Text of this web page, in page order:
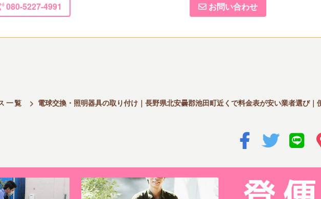
080-5227-4991 お問い合わせ
一覧 > 電球交換・照明器具の取り付け｜長野県北安曇郡池田町近くで料金表が安い業者選び｜